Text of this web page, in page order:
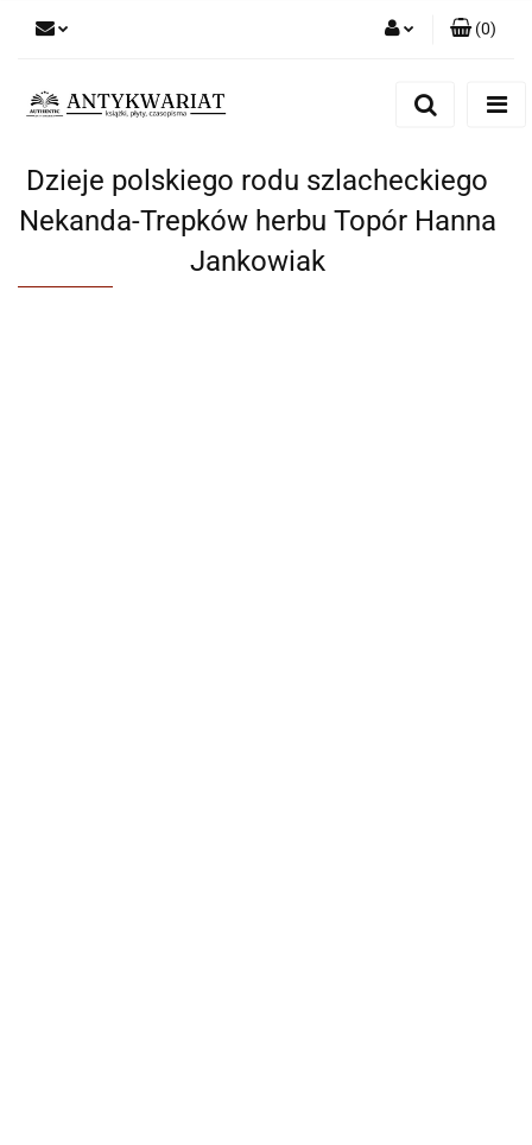
(0)
Dzieje polskiego rodu szlacheckiego
Nekanda-Trepków herbu Topór Hanna
Jankowiak